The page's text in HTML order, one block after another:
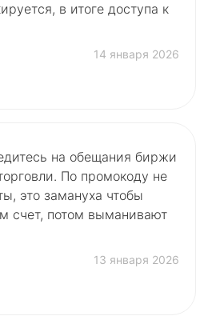
в итоге доступа к
14 января 2026
на обещания биржи
По промокоду не
это замануха чтобы
счет, потом выманивают
13 января 2026